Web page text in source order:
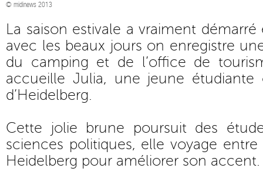
© midinews 2013
La saison estivale a vraiment démarré
avec les beaux jours on enregistre
du camping et de l’office de
accueille Julia, une jeune étudiante
d’Heidelberg.
Cette jolie brune poursuit des
sciences politiques, elle voyage entre
Heidelberg pour améliorer son accent.